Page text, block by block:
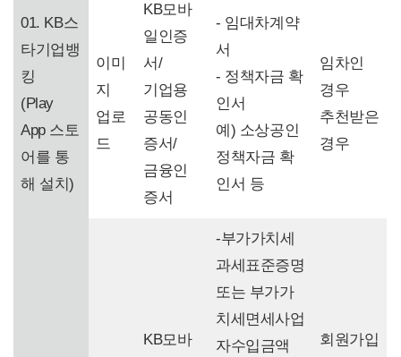
01. KB스
타기업뱅
킹
(Play
App 스토
어를 통
해 설치)
이미
지
업로
드
KB모바
일인증
서/
기업용
공동인
증서/
금융인
증서
- 임대차계약
서
- 정책자금 확
인서
예) 소상공인
정책자금 확
인서 등
임차인
경우
추천받은
경우
KB모바
-부가가치세
과세표준증명
또는 부가가
치세면세사업
자수입금액
회원가입